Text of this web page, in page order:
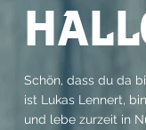
Schön, dass du da
ist Lukas Lennert,
und lebe zurzeit in